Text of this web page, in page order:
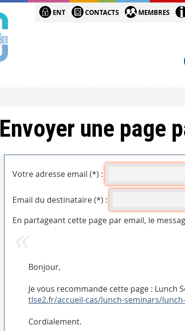
ENT CONTACTS MEMBRES
Envoyer une page
Votre adresse email (*) :
Email du destinataire (*) :
En partageant cette page par email, le
Bonjour,
Je vous recommande cette page : Lunch
tlse2.fr/accueil-cas/lunch-seminars/
Cordialement.